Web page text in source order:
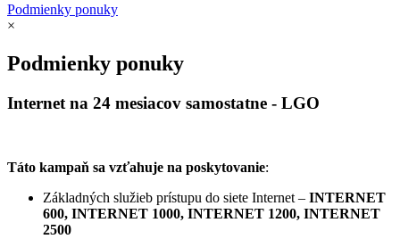
Podmienky ponuky
×
Podmienky ponuky
Internet na 24 mesiacov samostatne - LGO
Táto kampaň sa vzťahuje na poskytovanie:
Základných služieb prístupu do siete Internet – INTERNET
600, INTERNET 1000, INTERNET 1200, INTERNET
2500